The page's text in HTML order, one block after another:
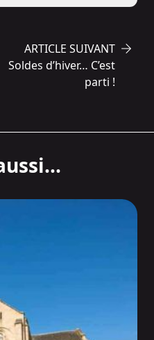
ARTICLE SUIVANT
Soldes d’hiver… C’est
parti !